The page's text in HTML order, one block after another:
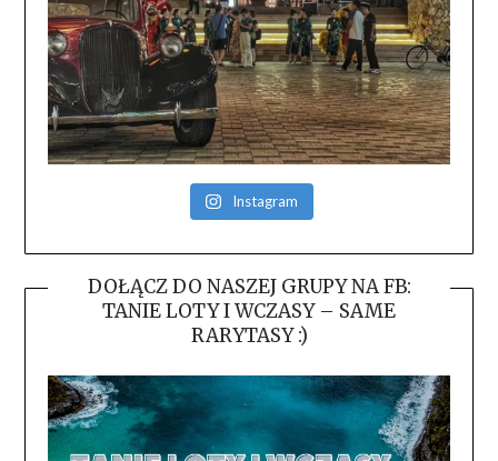
Instagram
DOŁĄCZ DO NASZEJ GRUPY NA FB:
TANIE LOTY I WCZASY – SAME
RARYTASY :)